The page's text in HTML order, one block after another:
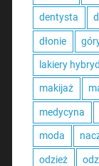
dentysta
dłonie
lakiery
makijaż
medycyna
moda
odzież